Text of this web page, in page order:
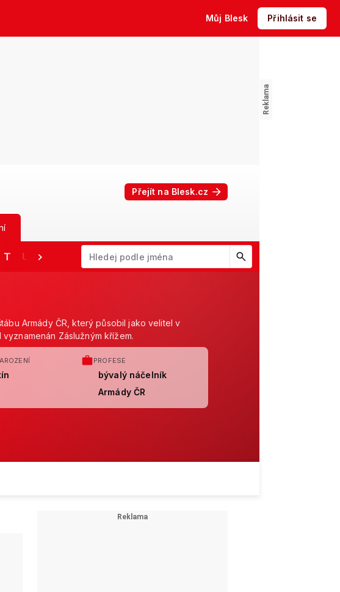
Můj Blesk Přihlásit se
Přejít na Blesk.cz
T U V Y Z
Začněte psát jméno. Šipkami dolů a nahoru procházejte návrhy,
Armády ČR, který působil jako velitel v
Záslužným křížem.
PROFESE
bývalý náčelník
Armády ČR